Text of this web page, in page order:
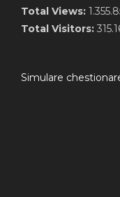
Total Views:
Total Visitors:
Simulare